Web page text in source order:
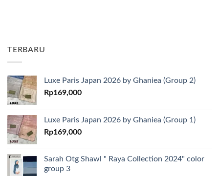
TERBARU
Luxe Paris Japan 2026 by Ghaniea (Group 2)
Rp169,000
Luxe Paris Japan 2026 by Ghaniea (Group 1)
Rp169,000
Sarah Otg Shawl " Raya Collection 2024" color
group 3